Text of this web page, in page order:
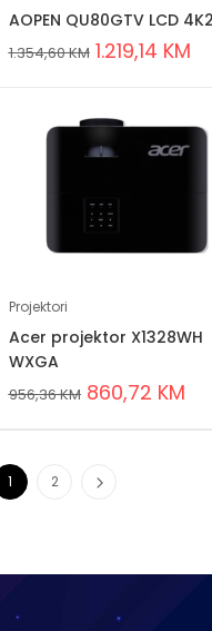
AOPEN QU80GTV LCD
1.354,60KM 1.219,14 KM
Projektori
Acer projektor X1328WH
WXGA
956,36KM 860,72 KM
1 2